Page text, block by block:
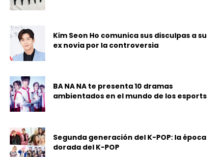
Kim Seon Ho comunica sus disculpas a su
ex novia por la controversia
BA NA NA te presenta 10 dramas
ambientados en el mundo de los esports
Segunda generación del K-POP: la época
dorada del K-POP